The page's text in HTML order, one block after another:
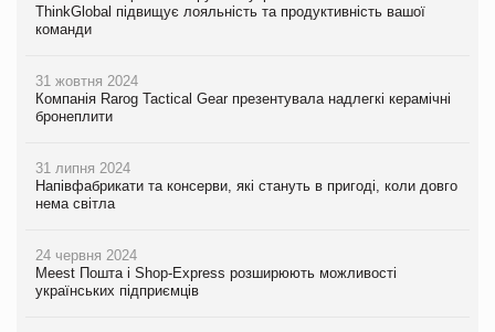
ThinkGlobal підвищує лояльність та продуктивність вашої
команди
31 жовтня 2024
Компанія Rarog Tactical Gear презентувала надлегкі керамічні
бронеплити
31 липня 2024
Напівфабрикати та консерви, які стануть в пригоді, коли довго
нема світла
24 червня 2024
Meest Пошта і Shop-Express розширюють можливості
українських підприємців